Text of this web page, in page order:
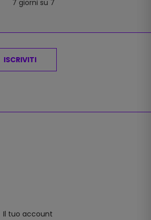
7 giorni su 7
ISCRIVITI
Il tuo account